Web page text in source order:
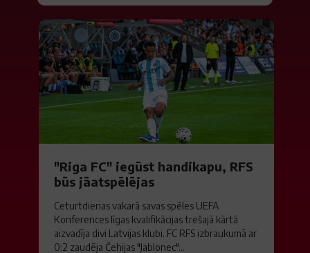
"Riga FC" iegūst handikapu, RFS
būs jāatspēlējas
Ceturtdienas vakarā savas spēles UEFA
Konferences līgas kvalifikācijas trešajā kārtā
aizvadīja divi Latvijas klubi. FC RFS izbraukumā ar
0:2 zaudēja Čehijas "Jablonec"...